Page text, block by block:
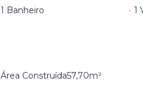
1 Banheiro • 1
Área Construída57,70m²